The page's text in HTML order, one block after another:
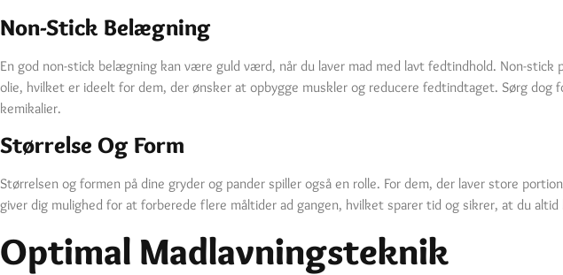
Non-Stick Belægning
En god non-stick belægning kan være guld værd, når du laver mad med lavt fedtindhold. Non-
olie, hvilket er ideelt for dem, der ønsker at opbygge muskler og reducere fedtindtaget. Sørg
kemikalier.
Størrelse Og Form
Størrelsen og formen på dine gryder og pander spiller også en rolle. For dem, der laver store
giver dig mulighed for at forberede flere måltider ad gangen, hvilket sparer tid og sikrer, at du altid
Optimal Madlavningsteknik